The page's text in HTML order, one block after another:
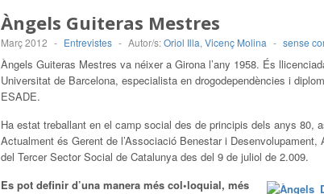
Àngels Guiteras Mestres
Març 2012 - Entrevistes - Autor/s:Oriol Illa, Vicenç Molina - sense
Àngels Guiteras Mestres va néixer a Girona l’any 1958. És
Universitat de Barcelona, especialista en drogodependències i
ESADE.
Ha estat treballant en el camp social des de principis dels anys 80,
Actualment és Gerent de l’Associació Benestar i Desenvolupament,
del Tercer Sector Social de Catalunya des del 9 de juliol de 2.009.
Es pot definir d’una manera més col•loquial, més